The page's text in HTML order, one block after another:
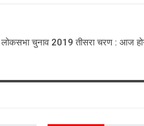
लोकसभा चुनाव 2019 तीसरा चरण : आज